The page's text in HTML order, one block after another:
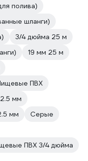
полива)
шланги)
3/4 дюйма 25 м
19 мм 25 м
ПВХ
2.5 мм
мм
Серые
ПВХ 3/4 дюйма